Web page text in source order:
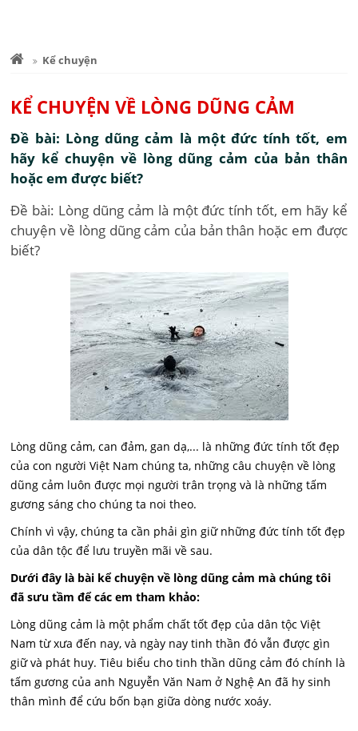
Kể chuyện
KỂ CHUYỆN VỀ LÒNG DŨNG CẢM
Đề bài: Lòng dũng cảm là một đức tính tốt, em
hãy kể chuyện về lòng dũng cảm của bản thân
hoặc em được biết?
Đề bài: Lòng dũng cảm là một đức tính tốt, em hãy kể
chuyện về lòng dũng cảm của bản thân hoặc em được
biết?
Lòng dũng cảm, can đảm, gan dạ,... là những đức tính tốt đẹp
của con người Việt Nam chúng ta, những câu chuyện về lòng
dũng cảm luôn được mọi người trân trọng và là những tấm
gương sáng cho chúng ta noi theo.
Chính vì vậy, chúng ta cần phải gìn giữ những đức tính tốt đẹp
của dân tộc để lưu truyền mãi về sau.
Dưới đây là bài kể chuyện về lòng dũng cảm mà chúng tôi
đã sưu tầm để các em tham khảo:
Lòng dũng cảm là một phẩm chất tốt đẹp của dân tộc Việt
Nam từ xưa đến nay, và ngày nay tinh thần đó vẫn được gìn
giữ và phát huy. Tiêu biểu cho tinh thần dũng cảm đó chính là
tấm gương của anh Nguyễn Văn Nam ở Nghệ An đã hy sinh
thân mình để cứu bốn bạn giữa dòng nước xoáy.